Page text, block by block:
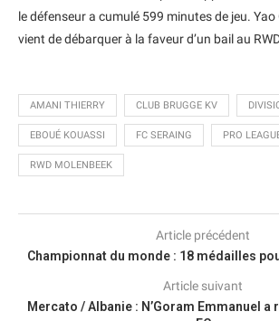
le défenseur a cumulé 599 minutes de jeu. Yao
vient de débarquer à la faveur d’un bail au
AMANI THIERRY CLUB BRUGGE KV
EBOUÉ KOUASSI FC SERAING PRO
RWD MOLENBEEK
Article précédent
Championnat du monde : 18 médailles
Article suivant
Mercato / Albanie : N’Goram Emmanuel